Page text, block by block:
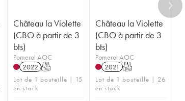
Château la Violette
(CBO à partir de 3
bts)
Pomerol AOC
2022 T
Lot de 1 bouteille | 15
en stock
Château la Violette
(CBO à partir de 3
bts)
Pomerol AOC
2021 T
Lot de 1 bouteille | 26
en stock